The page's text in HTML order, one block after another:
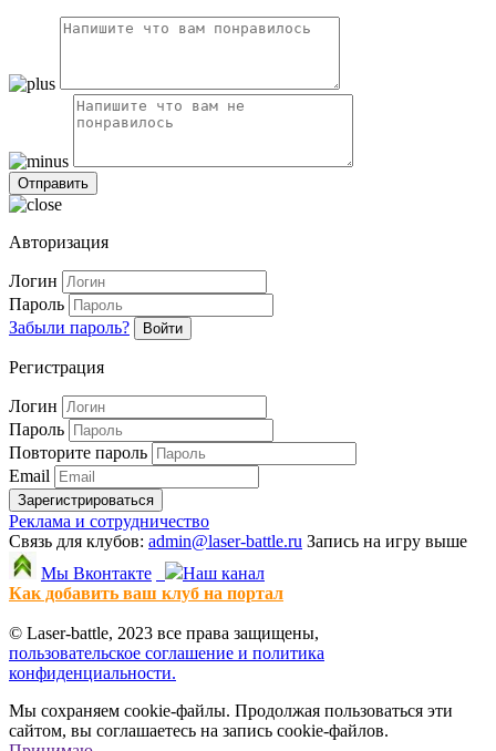
Авторизация
Логин
Пароль
Забыли пароль?
Войти
Регистрация
Логин
Пароль
Повторите пароль
Email
Зарегистрироваться
Реклама и сотрудничество
Связь для клубов: admin@laser-battle.ru Запись на игру выше
Мы Вконтакте
Наш канал
Как добавить ваш клуб на портал
© Laser-battle, 2023 все права защищены,
пользовательское соглашение и политика
конфиденциальности.
Мы сохраняем cookie-файлы. Продолжая пользоваться эти
сайтом, вы соглашаетесь на запись cookie-файлов.